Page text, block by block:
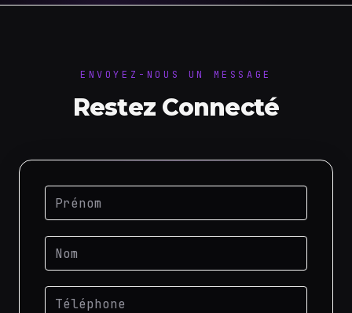
ENVOYEZ-NOUS UN MESSAGE
Restez Connecté